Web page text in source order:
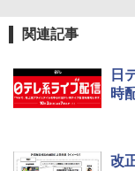
関連記事
日
時
改